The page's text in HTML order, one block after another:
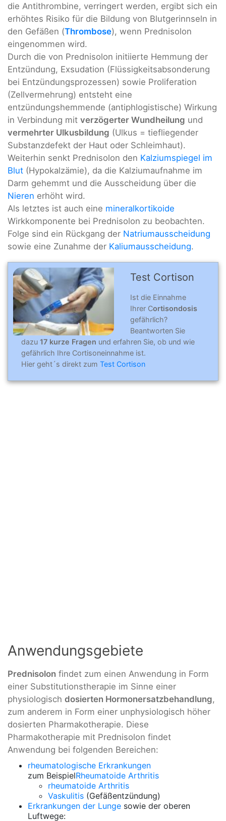
die Antithrombine, verringert werden, ergibt sich ein
erhöhtes Risiko für die Bildung von Blutgerinnseln in
den Gefäßen (Thrombose), wenn Prednisolon
eingenommen wird.
Durch die von Prednisolon initiierte Hemmung der
Entzündung, Exsudation (Flüssigkeitsabsonderung
bei Entzündungsprozessen) sowie Proliferation
(Zellvermehrung) entsteht eine
entzündungshemmende (antiphlogistische) Wirkung
in Verbindung mit verzögerter Wundheilung und
vermehrter Ulkusbildung (Ulkus = tiefliegender
Substanzdefekt der Haut oder Schleimhaut).
Weiterhin senkt Prednisolon den Kalziumspiegel im
Blut (Hypokalzämie), da die Kalziumaufnahme im
Darm gehemmt und die Ausscheidung über die
Nieren erhöht wird.
Als letztes ist auch eine mineralkortikoide
Wirkkomponente bei Prednisolon zu beobachten.
Folge sind ein Rückgang der Natriumausscheidung
sowie eine Zunahme der Kaliumausscheidung.
Test Cortison
Ist die Einnahme
Ihrer Cortisondosis
gefährlich?
Beantworten Sie
dazu 17 kurze Fragen und erfahren Sie, ob und wie
gefährlich Ihre Cortisoneinnahme ist.
Hier geht´s direkt zum Test Cortison
Anwendungsgebiete
Prednisolon findet zum einen Anwendung in Form
einer Substitutionstherapie im Sinne einer
physiologisch dosierten Hormonersatzbehandlung,
zum anderem in Form einer unphysiologisch höher
dosierten Pharmakotherapie. Diese
Pharmakotherapie mit Prednisolon findet
Anwendung bei folgenden Bereichen:
rheumatologische Erkrankungen
zum BeispielRheumatoide Arthritis
rheumatoide Arthritis
Vaskulitis (Gefäßentzündung)
Erkrankungen der Lunge sowie der oberen
Luftwege: